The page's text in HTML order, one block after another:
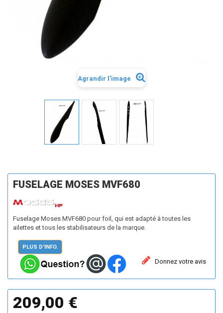
Agrandir l'image
FUSELAGE MOSES MVF680
Fuselage Moses MVF680 pour foil, qui est adapté à toutes les
ailettes et tous les stabilisateurs de la marque.
PLUS D'INFO.
Donnez votre avis
209,00 €